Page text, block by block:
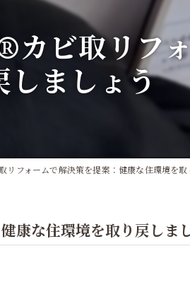
カビ取リフ
しましょう
フォームで解決策を提案：健康な住環境を取
康な住環境を取り戻しま